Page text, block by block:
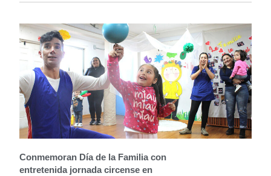
Conmemoran Día de la Familia con
entretenida jornada circense en